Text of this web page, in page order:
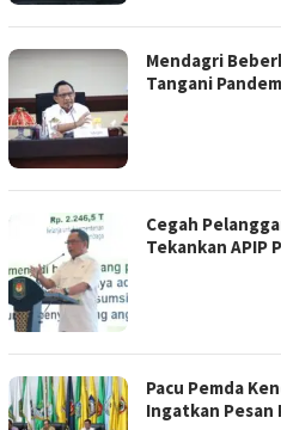
Mendagri
Tangani
Cegah
Tekankan APIP
Pacu Pemda
Ingatkan Pesan